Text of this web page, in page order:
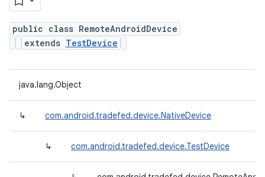
public class RemoteAndroidDevice
extends TestDevice
java.lang.Object
↳ com.android.tradefed.device.NativeDevice
↳ com.android.tradefed.device.TestDevice